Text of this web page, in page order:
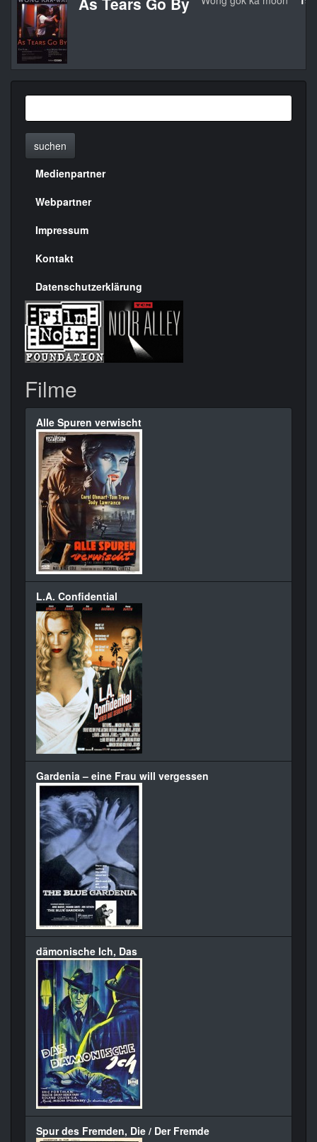
suchen
Menülinks
rechte
Seite
Medienpartner
Webpartner
Impressum
Kontakt
Datenschutzerklärung
Filme
Alle Spuren verwischt
L.A. Confidential
Gardenia – eine Frau will vergessen
dämonische Ich, Das
Spur des Fremden, Die / Der Fremde